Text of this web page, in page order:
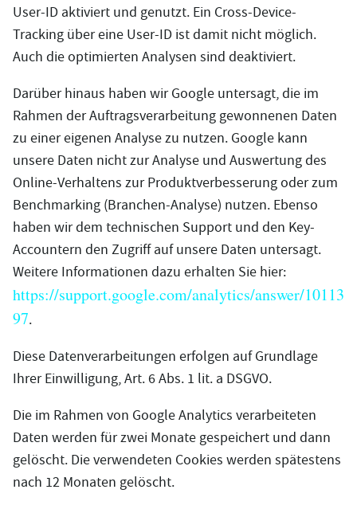
User-ID aktiviert und genutzt. Ein Cross-Device-
Tracking über eine User-ID ist damit nicht möglich.
Auch die optimierten Analysen sind deaktiviert.
Darüber hinaus haben wir Google untersagt, die im
Rahmen der Auftragsverarbeitung gewonnenen Daten
zu einer eigenen Analyse zu nutzen. Google kann
unsere Daten nicht zur Analyse und Auswertung des
Online-Verhaltens zur Produktverbesserung oder zum
Benchmarking (Branchen-Analyse) nutzen. Ebenso
haben wir dem technischen Support und den Key-
Accountern den Zugriff auf unsere Daten untersagt.
Weitere Informationen dazu erhalten Sie hier:
https://support.google.com/analytics/answer/10113
97.
Diese Datenverarbeitungen erfolgen auf Grundlage
Ihrer Einwilligung, Art. 6 Abs. 1 lit. a DSGVO.
Die im Rahmen von Google Analytics verarbeiteten
Daten werden für zwei Monate gespeichert und dann
gelöscht. Die verwendeten Cookies werden spätestens
nach 12 Monaten gelöscht.